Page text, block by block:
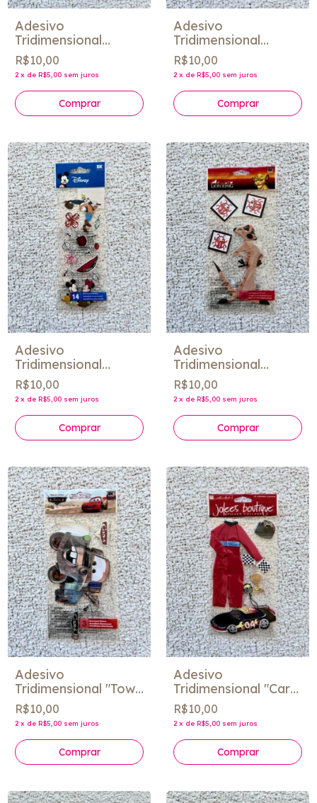
Adesivo
Tridimensional
"Hawaiian Holiday I"
- Jolee´s
R$10,00
2 x de R$5,00 sem juros
Adesivo
Tridimensional
"Backyard Fun 2" -
Jolee´s
R$10,00
2 x de R$5,00 sem juros
Adesivo
Tridimensional
"Summer Picnic 2" -
Jolee´s
R$10,00
2 x de R$5,00 sem juros
Adesivo
Tridimensional
"Timone" - Jolee´s
R$10,00
2 x de R$5,00 sem juros
Adesivo
Tridimensional "Tow
Mater" - Jolee´s
R$10,00
2 x de R$5,00 sem juros
Adesivo
Tridimensional "Car
Racing" - Jolee´s
R$10,00
2 x de R$5,00 sem juros